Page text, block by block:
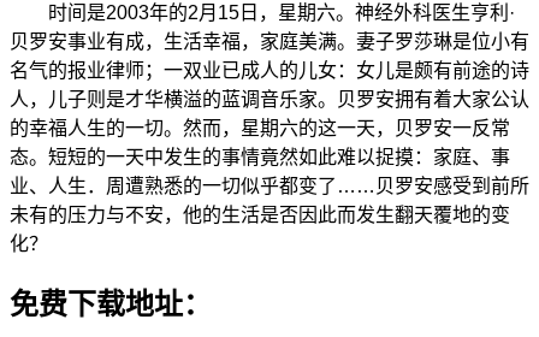
时间是2003年的2月15日，星期六。神经外科医生亨利·
贝罗安事业有成，生活幸福，家庭美满。妻子罗莎琳是位小有
名气的报业律师；一双业已成人的儿女：女儿是颇有前途的诗
人，儿子则是才华横溢的蓝调音乐家。贝罗安拥有着大家公认
的幸福人生的一切。然而，星期六的这一天，贝罗安一反常
态。短短的一天中发生的事情竟然如此难以捉摸：家庭、事
业、人生．周遭熟悉的一切似乎都变了……贝罗安感受到前所
未有的压力与不安，他的生活是否因此而发生翻天覆地的变
化？
免费下载地址：